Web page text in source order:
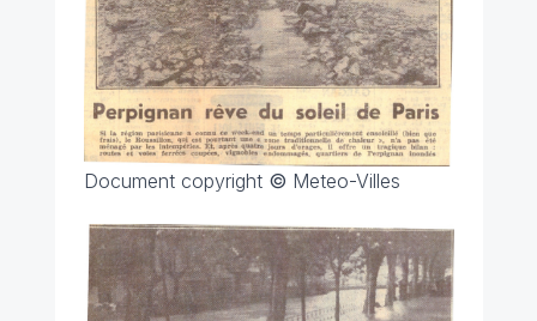
Document copyright © Meteo-Villes